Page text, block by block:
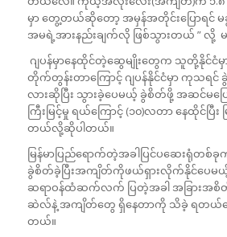
မှာ တွေ့တယ်ဆိုတော့ အမှန်အတိုင်းပြောရင် မ
အမရဲ့အားနည်းချက်လို ဖြစ်သွားတယ် ” လို့ မ
ဂျပန်မှာနေထိုင်တဲ့ဆွေမျိုးတွေက သူတို့နိုင်ငံ
တိုက်တွန်းတာကြောင့် ဂျပန်နိုင်ငံမှာ ကုသရင်
လားဆိုပြီး သွားခဲ့ပေမယ့် ခွဲစိတ်ဖို့ အဆင်မပ
ကြီးမြင့်မှု ရယ်ကြောင့် (၁၀)လတာ နေထိုင်ပြီး
တယ်လို့ဆိုပါတယ်။
မြန်မာပြည်ရောက်တဲ့အခါပြင်ပဆေးရုံတစ်
ခွဲစိတ်ခဲ့ပြီးအကျိတ်ကိုဖယ်ရှားလိုက်နိုင်ပေ
ဆရာဝန်ထံဆက်လက် ပြတဲ့အခါ အခြားအစိ
ဆဲလ်နဲ့ အကျိတ်တွေ ရှိနေတာကို သိခဲ့ ရတယ်က
တယ်။